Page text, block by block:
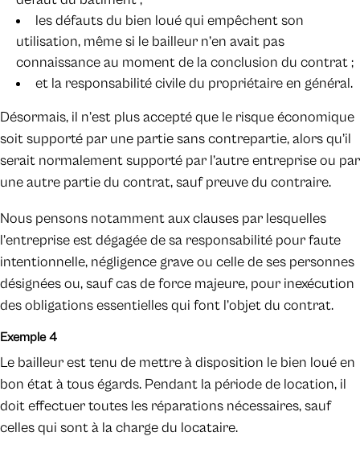
les défauts du bien loué qui empêchent son
utilisation, même si le bailleur n’en avait pas
connaissance au moment de la conclusion du contrat ;
et la responsabilité civile du propriétaire en général.
Désormais, il n’est plus accepté que le risque économique
soit supporté par une partie sans contrepartie, alors qu’il
serait normalement supporté par l’autre entreprise ou par
une autre partie du contrat, sauf preuve du contraire.
Nous pensons notamment aux clauses par lesquelles
l’entreprise est dégagée de sa responsabilité pour faute
intentionnelle, négligence grave ou celle de ses personnes
désignées ou, sauf cas de force majeure, pour inexécution
des obligations essentielles qui font l’objet du contrat.
Exemple 4
Le bailleur est tenu de mettre à disposition le bien loué en
bon état à tous égards. Pendant la période de location, il
doit effectuer toutes les réparations nécessaires, sauf
celles qui sont à la charge du locataire.